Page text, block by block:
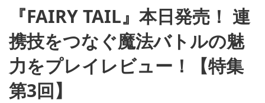
『FAIRY TAIL』本日発売！ 連
携技をつなぐ魔法バトルの魅
力をプレイレビュー！【特集
第3回】